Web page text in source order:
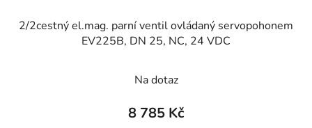
2/2cestný el.mag. parní ventil ovládaný servopohonem
EV225B, DN 25, NC, 24 VDC
Na dotaz
8 785 Kč